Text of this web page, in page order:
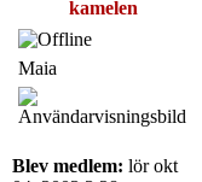
kamelen
Maia
Blev medlem: lör okt